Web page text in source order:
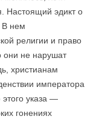
Настоящий эдикт о
В нем
религии и право
они не нарушат
христианам
императора
указа —
гонениях